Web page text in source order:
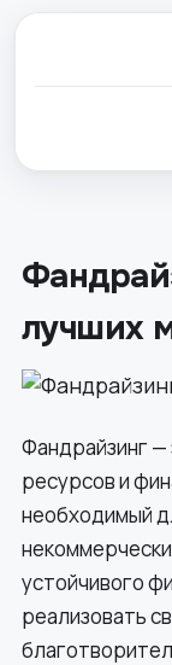
лучших
Фандрайзинг —
ресурсов и
необходимый
устойчивого
реализовать